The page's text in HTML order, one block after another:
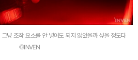
냥 조작 요소를 안 넣어도 되지 않았을까 싶을 정도다
©INVEN